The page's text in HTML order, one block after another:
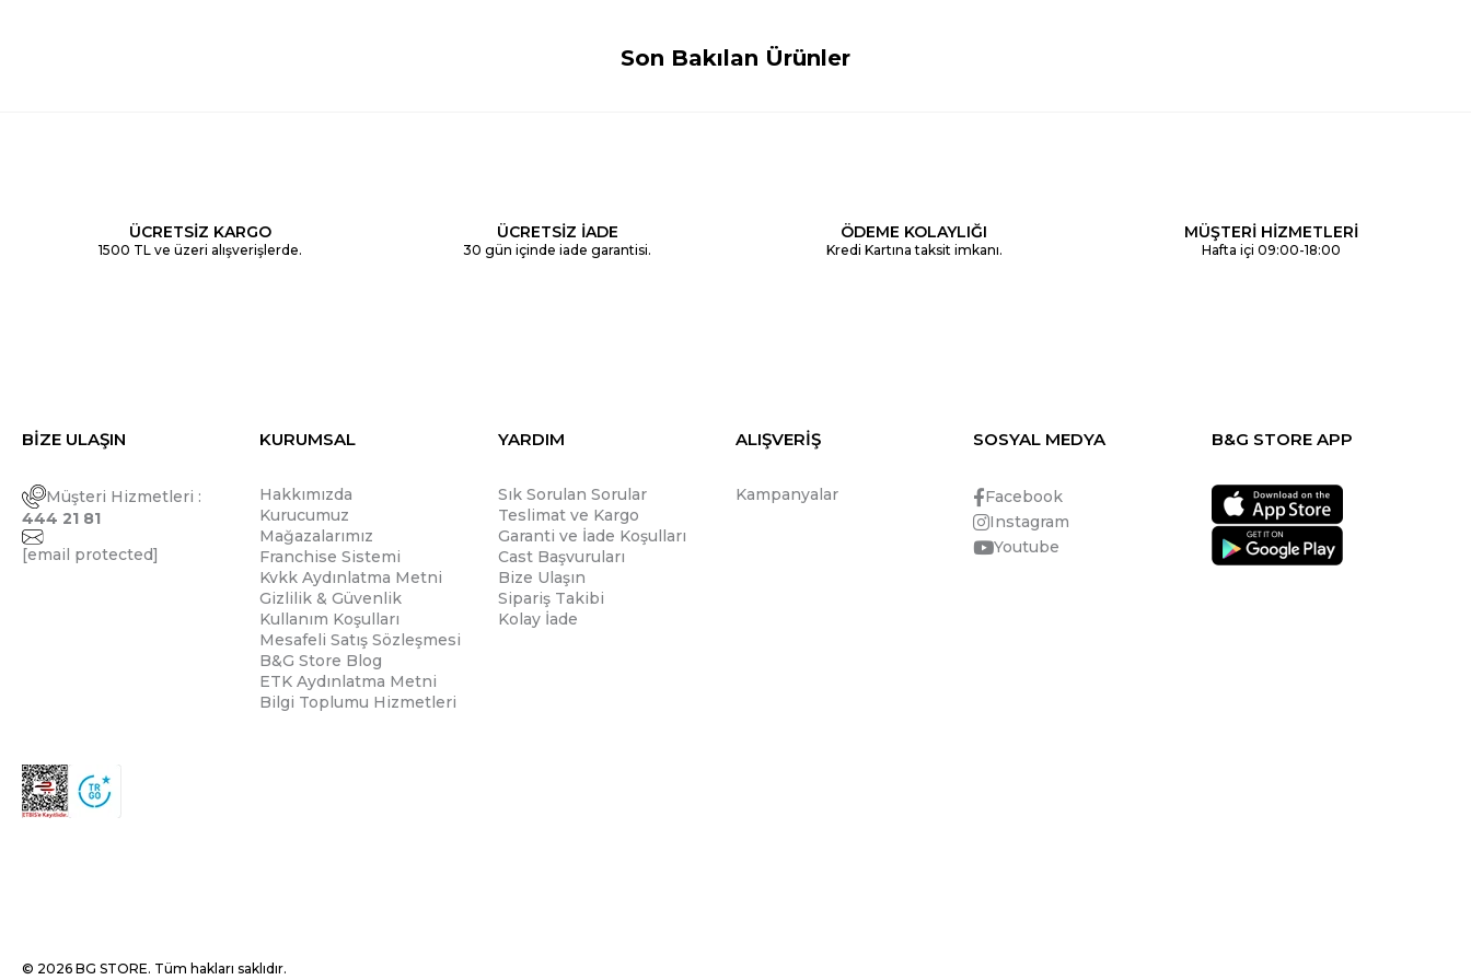
Son Bakılan Ürünler
ÜCRETSİZ KARGO
1500 TL ve üzeri alışverişlerde.
ÜCRETSİZ İADE
30 gün içinde iade garantisi.
ÖDEME KOLAYLIĞI
Kredi Kartına taksit imkanı.
MÜŞTERİ HİZMETLERİ
Hafta içi 09:00-18:00
BİZE ULAŞIN
Müşteri Hizmetleri :
444 21 81
[email protected]
KURUMSAL
Hakkımızda
Kurucumuz
Mağazalarımız
Franchise Sistemi
Kvkk Aydınlatma Metni
Gizlilik & Güvenlik
Kullanım Koşulları
Mesafeli Satış Sözleşmesi
B&G Store Blog
ETK Aydınlatma Metni
Bilgi Toplumu Hizmetleri
YARDIM
Sık Sorulan Sorular
Teslimat ve Kargo
Garanti ve İade Koşulları
Cast Başvuruları
Bize Ulaşın
Sipariş Takibi
Kolay İade
ALIŞVERİŞ
Kampanyalar
SOSYAL MEDYA
Facebook
Instagram
Youtube
B&G STORE APP
© 2026 BG STORE. Tüm hakları saklıdır.